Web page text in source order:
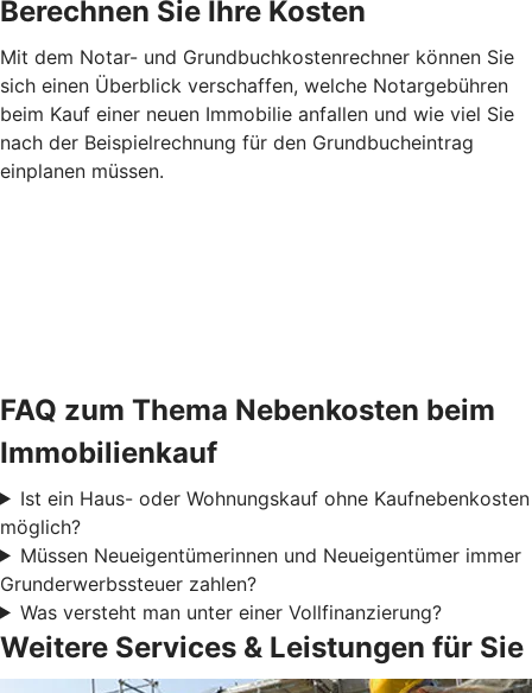
Berechnen Sie Ihre Kosten
Mit dem Notar- und Grundbuchkostenrechner können Sie
sich einen Überblick verschaffen, welche Notargebühren
beim Kauf einer neuen Immobilie anfallen und wie viel Sie
nach der Beispielrechnung für den Grundbucheintrag
einplanen müssen.
FAQ zum Thema Nebenkosten beim
Immobilienkauf
Ist ein Haus- oder Wohnungskauf ohne Kaufnebenkosten
möglich?
Müssen Neueigentümerinnen und Neueigentümer immer
Grunderwerbssteuer zahlen?
Was versteht man unter einer Vollfinanzierung?
Weitere Services & Leistungen für Sie